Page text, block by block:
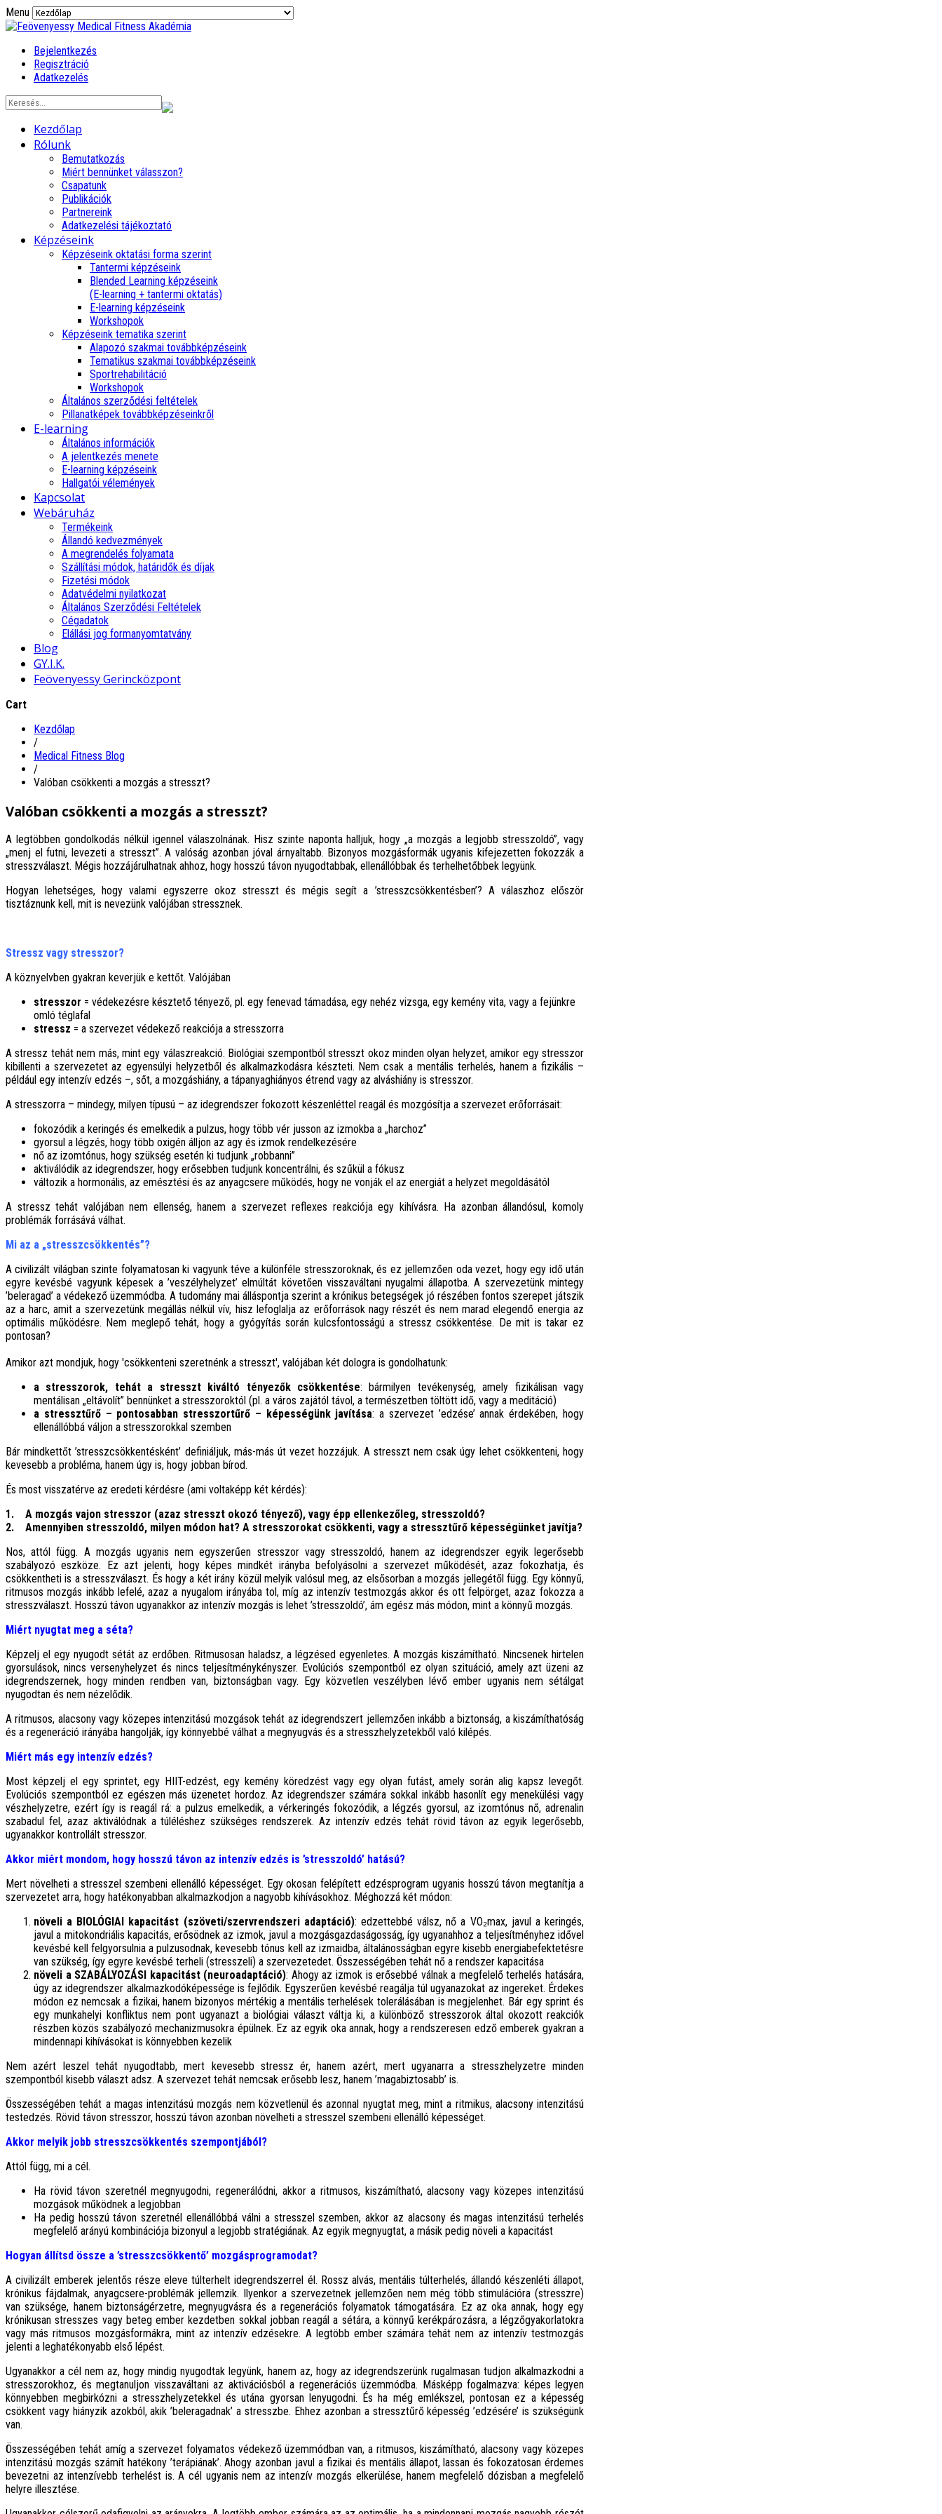
Menu
Bejelentkezés
Regisztráció
Adatkezelés
Kezdőlap
Rólunk
Bemutatkozás
Miért bennünket válasszon?
Csapatunk
Publikációk
Partnereink
Adatkezelési tájékoztató
Képzéseink
Képzéseink oktatási forma szerint
Tantermi képzéseink
Blended Learning képzéseink
(E-learning + tantermi oktatás)
E-learning képzéseink
Workshopok
Képzéseink tematika szerint
Alapozó szakmai továbbképzéseink
Tematikus szakmai továbbképzéseink
Sportrehabilitáció
Workshopok
Általános szerződési feltételek
Pillanatképek továbbképzéseinkről
E-learning
Általános információk
A jelentkezés menete
E-learning képzéseink
Hallgatói vélemények
Kapcsolat
Webáruház
Termékeink
Állandó kedvezmények
A megrendelés folyamata
Szállítási módok, határidők és díjak
Fizetési módok
Adatvédelmi nyilatkozat
Általános Szerződési Feltételek
Cégadatok
Elállási jog formanyomtatvány
Blog
GY.I.K.
Feövenyessy Gerincközpont
Cart
Kezdőlap
/
Medical Fitness Blog
/
Valóban csökkenti a mozgás a stresszt?
Valóban csökkenti a mozgás a stresszt?
A legtöbben gondolkodás nélkül igennel válaszolnának. Hisz szinte naponta halljuk, hogy „a mozgás a legjobb stresszoldó”, vagy
„menj el futni, levezeti a stresszt”. A valóság azonban jóval árnyaltabb. Bizonyos mozgásformák ugyanis kifejezetten fokozzák a
stresszválaszt. Mégis hozzájárulhatnak ahhoz, hogy hosszú távon nyugodtabbak, ellenállóbbak és terhelhetőbbek legyünk.
Hogyan lehetséges, hogy valami egyszerre okoz stresszt és mégis segít a ’stresszcsökkentésben’? A válaszhoz először
tisztáznunk kell, mit is nevezünk valójában stressznek.
Stressz vagy stresszor?
A köznyelvben gyakran keverjük e kettőt. Valójában
stresszor = védekezésre késztető tényező, pl. egy fenevad támadása, egy nehéz vizsga, egy kemény vita, vagy a fejünkre
omló téglafal
stressz = a szervezet védekező reakciója a stresszorra
A stressz tehát nem más, mint egy válaszreakció. Biológiai szempontból stresszt okoz minden olyan helyzet, amikor egy stresszor
kibillenti a szervezetet az egyensúlyi helyzetből és alkalmazkodásra készteti. Nem csak a mentális terhelés, hanem a fizikális –
például egy intenzív edzés –, sőt, a mozgáshiány, a tápanyaghiányos étrend vagy az alváshiány is stresszor.
A stresszorra – mindegy, milyen típusú – az idegrendszer fokozott készenléttel reagál és mozgósítja a szervezet erőforrásait:
fokozódik a keringés és emelkedik a pulzus, hogy több vér jusson az izmokba a „harchoz”
gyorsul a légzés, hogy több oxigén álljon az agy és izmok rendelkezésére
nő az izomtónus, hogy szükség esetén ki tudjunk „robbanni”
aktiválódik az idegrendszer, hogy erősebben tudjunk koncentrálni, és szűkül a fókusz
változik a hormonális, az emésztési és az anyagcsere működés, hogy ne vonják el az energiát a helyzet megoldásától
A stressz tehát valójában nem ellenség, hanem a szervezet reflexes reakciója egy kihívásra. Ha azonban állandósul, komoly
problémák forrásává válhat.
Mi az a „stresszcsökkentés”?
A civilizált világban szinte folyamatosan ki vagyunk téve a különféle stresszoroknak, és ez jellemzően oda vezet, hogy egy idő után
egyre kevésbé vagyunk képesek a ’veszélyhelyzet’ elmúltát követően visszaváltani nyugalmi állapotba. A szervezetünk mintegy
’beleragad’ a védekező üzemmódba. A tudomány mai álláspontja szerint a krónikus betegségek jó részében fontos szerepet játszik
az a harc, amit a szervezetünk megállás nélkül vív, hisz lefoglalja az erőforrások nagy részét és nem marad elegendő energia az
optimális működésre. Nem meglepő tehát, hogy a gyógyítás során kulcsfontosságú a stressz csökkentése. De mit is takar ez
pontosan?
Amikor azt mondjuk, hogy 'csökkenteni szeretnénk a stresszt', valójában két dologra is gondolhatunk:
a stresszorok, tehát a stresszt kiváltó tényezők csökkentése: bármilyen tevékenység, amely fizikálisan vagy
mentálisan „eltávolít” bennünket a stresszoroktól (pl. a város zajától távol, a természetben töltött idő, vagy a meditáció)
a stressztűrő – pontosabban stresszortűrő – képességünk javítása: a szervezet ’edzése’ annak érdekében, hogy
ellenállóbbá váljon a stresszorokkal szemben
Bár mindkettőt ’stresszcsökkentésként’ definiáljuk, más-más út vezet hozzájuk. A stresszt nem csak úgy lehet csökkenteni, hogy
kevesebb a probléma, hanem úgy is, hogy jobban bírod.
És most visszatérve az eredeti kérdésre (ami voltaképp két kérdés):
1. A mozgás vajon stresszor (azaz stresszt okozó tényező), vagy épp ellenkezőleg, stresszoldó?
2. Amennyiben stresszoldó, milyen módon hat? A stresszorokat csökkenti, vagy a stressztűrő képességünket javítja?
Nos, attól függ. A mozgás ugyanis nem egyszerűen stresszor vagy stresszoldó, hanem az idegrendszer egyik legerősebb
szabályozó eszköze. Ez azt jelenti, hogy képes mindkét irányba befolyásolni a szervezet működését, azaz fokozhatja, és
csökkentheti is a stresszválaszt. És hogy a két irány közül melyik valósul meg, az elsősorban a mozgás jellegétől függ. Egy könnyű,
ritmusos mozgás inkább lefelé, azaz a nyugalom irányába tol, míg az intenzív testmozgás akkor és ott felpörget, azaz fokozza a
stresszválaszt. Hosszú távon ugyanakkor az intenzív mozgás is lehet ’stresszoldó’, ám egész más módon, mint a könnyű mozgás.
Miért nyugtat meg a séta?
Képzelj el egy nyugodt sétát az erdőben. Ritmusosan haladsz, a légzésed egyenletes. A mozgás kiszámítható. Nincsenek hirtelen
gyorsulások, nincs versenyhelyzet és nincs teljesítménykényszer. Evolúciós szempontból ez olyan szituáció, amely azt üzeni az
idegrendszernek, hogy minden rendben van, biztonságban vagy. Egy közvetlen veszélyben lévő ember ugyanis nem sétálgat
nyugodtan és nem nézelődik.
A ritmusos, alacsony vagy közepes intenzitású mozgások tehát az idegrendszert jellemzően inkább a biztonság, a kiszámíthatóság
és a regeneráció irányába hangolják, így könnyebbé válhat a megnyugvás és a stresszhelyzetekből való kilépés.
Miért más egy intenzív edzés?
Most képzelj el egy sprintet, egy HIIT-edzést, egy kemény köredzést vagy egy olyan futást, amely során alig kapsz levegőt.
Evolúciós szempontból ez egészen más üzenetet hordoz. Az idegrendszer számára sokkal inkább hasonlít egy menekülési vagy
vészhelyzetre, ezért így is reagál rá: a pulzus emelkedik, a vérkeringés fokozódik, a légzés gyorsul, az izomtónus nő, adrenalin
szabadul fel, azaz aktiválódnak a túléléshez szükséges rendszerek. Az intenzív edzés tehát rövid távon az egyik legerősebb,
ugyanakkor kontrollált stresszor.
Akkor miért mondom, hogy hosszú távon az intenzív edzés is ’stresszoldó’ hatású?
Mert növelheti a stresszel szembeni ellenálló képességet. Egy okosan felépített edzésprogram ugyanis hosszú távon megtanítja a
szervezetet arra, hogy hatékonyabban alkalmazkodjon a nagyobb kihívásokhoz. Méghozzá két módon:
növeli a BIOLÓGIAI kapacitást (szöveti/szervrendszeri adaptáció): edzettebbé válsz, nő a VO₂max, javul a keringés,
javul a mitokondriális kapacitás, erősödnek az izmok, javul a mozgásgazdaságosság, így ugyanahhoz a teljesítményhez idővel
kevésbé kell felgyorsulnia a pulzusodnak, kevesebb tónus kell az izmaidba, általánosságban egyre kisebb energiabefektetésre
van szükség, így egyre kevésbé terheli (stresszeli) a szervezetedet. Összességében tehát nő a rendszer kapacitása
növeli a SZABÁLYOZÁSI kapacitást (neuroadaptáció): Ahogy az izmok is erősebbé válnak a megfelelő terhelés hatására,
úgy az idegrendszer alkalmazkodóképessége is fejlődik. Egyszerűen kevésbé reagálja túl ugyanazokat az ingereket. Érdekes
módon ez nemcsak a fizikai, hanem bizonyos mértékig a mentális terhelések tolerálásában is megjelenhet. Bár egy sprint és
egy munkahelyi konfliktus nem pont ugyanazt a biológiai választ váltja ki, a különböző stresszorok által okozott reakciók
részben közös szabályozó mechanizmusokra épülnek. Ez az egyik oka annak, hogy a rendszeresen edző emberek gyakran a
mindennapi kihívásokat is könnyebben kezelik
Nem azért leszel tehát nyugodtabb, mert kevesebb stressz ér, hanem azért, mert ugyanarra a stresszhelyzetre minden
szempontból kisebb választ adsz. A szervezet tehát nemcsak erősebb lesz, hanem ’magabiztosabb’ is.
Összességében tehát a magas intenzitású mozgás nem közvetlenül és azonnal nyugtat meg, mint a ritmikus, alacsony intenzitású
testedzés. Rövid távon stresszor, hosszú távon azonban növelheti a stresszel szembeni ellenálló képességet.
Akkor melyik jobb stresszcsökkentés szempontjából?
Attól függ, mi a cél.
Ha rövid távon szeretnél megnyugodni, regenerálódni, akkor a ritmusos, kiszámítható, alacsony vagy közepes intenzitású
mozgások működnek a legjobban
Ha pedig hosszú távon szeretnél ellenállóbbá válni a stresszel szemben, akkor az alacsony és magas intenzitású terhelés
megfelelő arányú kombinációja bizonyul a legjobb stratégiának. Az egyik megnyugtat, a másik pedig növeli a kapacitást
Hogyan állítsd össze a ’stresszcsökkentő’ mozgásprogramodat?
A civilizált emberek jelentős része eleve túlterhelt idegrendszerrel él. Rossz alvás, mentális túlterhelés, állandó készenléti állapot,
krónikus fájdalmak, anyagcsere-problémák jellemzik. Ilyenkor a szervezetnek jellemzően nem még több stimulációra (stresszre)
van szüksége, hanem biztonságérzetre, megnyugvásra és a regenerációs folyamatok támogatására. Ez az oka annak, hogy egy
krónikusan stresszes vagy beteg ember kezdetben sokkal jobban reagál a sétára, a könnyű kerékpározásra, a légzőgyakorlatokra
vagy más ritmusos mozgásformákra, mint az intenzív edzésekre. A legtöbb ember számára tehát nem az intenzív testmozgás
jelenti a leghatékonyabb első lépést.
Ugyanakkor a cél nem az, hogy mindig nyugodtak legyünk, hanem az, hogy az idegrendszerünk rugalmasan tudjon alkalmazkodni a
stresszorokhoz, és megtanuljon visszaváltani az aktivációsból a regenerációs üzemmódba. Másképp fogalmazva: képes legyen
könnyebben megbirkózni a stresszhelyzetekkel és utána gyorsan lenyugodni. És ha még emlékszel, pontosan ez a képesség
csökkent vagy hiányzik azokból, akik ’beleragadnak’ a stresszbe. Ehhez azonban a stressztűrő képesség ’edzésére’ is szükségünk
van.
Összességében tehát amíg a szervezet folyamatos védekező üzemmódban van, a ritmusos, kiszámítható, alacsony vagy közepes
intenzitású mozgás számít hatékony ’terápiának’. Ahogy azonban javul a fizikai és mentális állapot, lassan és fokozatosan érdemes
bevezetni az intenzívebb terhelést is. A cél ugyanis nem az intenzív mozgás elkerülése, hanem megfelelő dózisban a megfelelő
helyre illesztése.